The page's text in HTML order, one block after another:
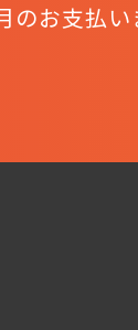
のお支払い